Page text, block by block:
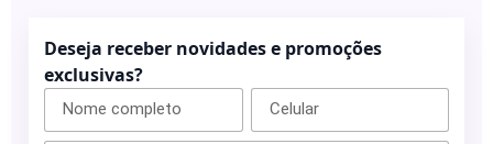
Deseja receber novidades e promoções
exclusivas?